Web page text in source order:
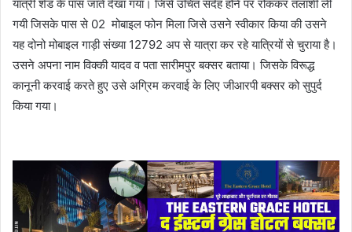
यात्री शेड के पास जाते देखा गया। जिसे उचित संदेह होने पर रोककर तलाशी ली
गयी जिसके पास से 02 मोबाइल फोन मिला जिसे उसने स्वीकार किया की उसने
यह दोनो मोबाइल गाड़ी संख्या 12792 अप से यात्रा कर रहे यात्रियों से चुराया है।
उसने अपना नाम विक्की यादव व पता सारीमपुर बक्सर बताया। जिसके विरूद्ध
कानूनी करवाई करते हुए उसे अग्रिम करवाई के लिए जीआरपी बक्सर को सुपुर्द
किया गया।